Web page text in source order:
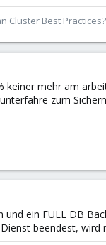
Cluster Best
keiner mehr am
zum
ein FULL DB
beendest, wird